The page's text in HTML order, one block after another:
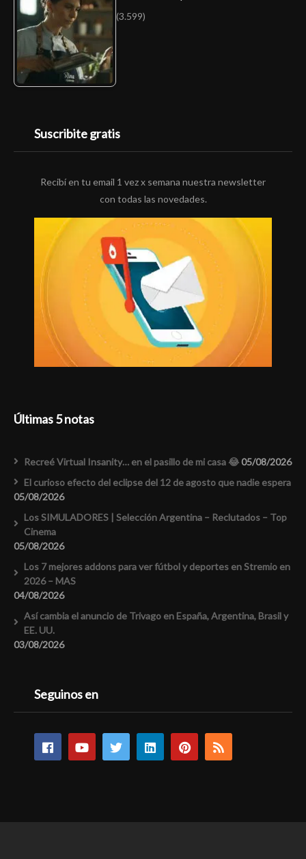
(3.599)
Suscribite gratis
Recibí en tu email 1 vez x semana nuestra newsletter
con todas las novedades.
Últimas 5 notas
Recreé Virtual Insanity… en el pasillo de mi casa 😂05/08/2026
El curioso efecto del eclipse del 12 de agosto que nadie espera
05/08/2026
Los SIMULADORES | Selección Argentina – Reclutados – Top
Cinema
05/08/2026
Los 7 mejores addons para ver fútbol y deportes en Stremio en
2026 – MAS
04/08/2026
Así cambia el anuncio de Trivago en España, Argentina, Brasil y
EE. UU.
03/08/2026
Seguinos en